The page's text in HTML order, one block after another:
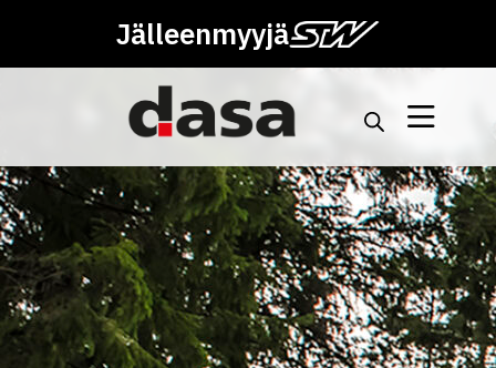
Jälleenmyyjä